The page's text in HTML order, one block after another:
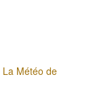
La Météo de